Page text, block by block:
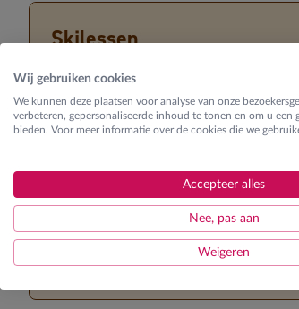
Wij gebruiken cookies
We kunnen deze plaatsen voor analyse van onze
verbeteren, gepersonaliseerde inhoud te tonen en om u een
bieden. Voor meer informatie over de cookies die we
Accepteer alles
Nee, pas aan
Weigeren
Skilessen
K1 | Kinderen
Startniveau vlot & zelfstandig blauwe
Startniveau vlot & zelfstandig rode pisten
K3 | Kinderen
Startniveau vlot & zelfstandig zwarte pisten